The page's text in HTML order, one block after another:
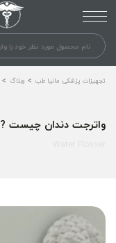
تجهیزات پزشکی مانیا طب وبلاگ
واترجت دندان چیست ?